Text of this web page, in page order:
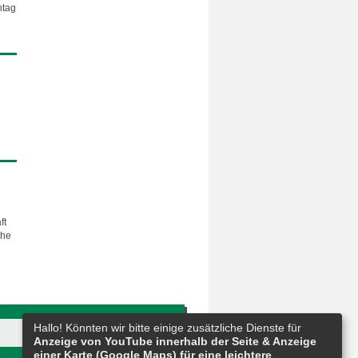
Hallo! Könnten wir bitte einige zusätzliche Dienste für
Anzeige von YouTube innerhalb der Seite & Anzeige
einer Karte (Google Maps) für eine leichtere